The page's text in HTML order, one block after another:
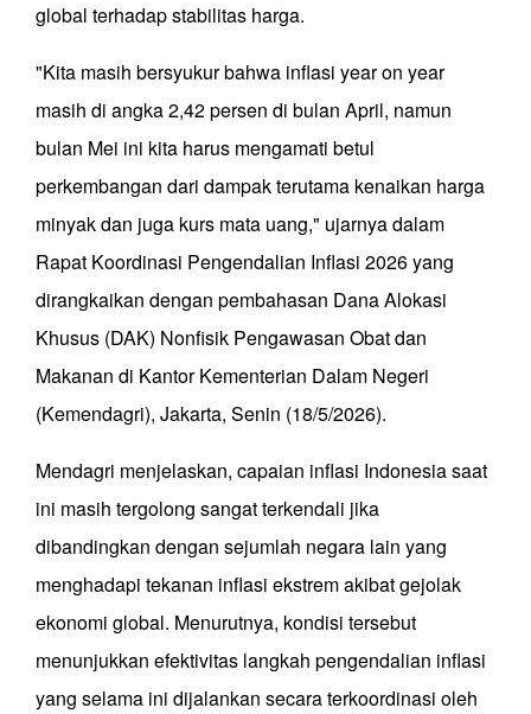
global terhadap stabilitas harga.
"Kita masih bersyukur bahwa inflasi year on year
masih di angka 2,42 persen di bulan April, namun
bulan Mei ini kita harus mengamati betul
perkembangan dari dampak terutama kenaikan harga
minyak dan juga kurs mata uang," ujarnya dalam
Rapat Koordinasi Pengendalian Inflasi 2026 yang
dirangkaikan dengan pembahasan Dana Alokasi
Khusus (DAK) Nonfisik Pengawasan Obat dan
Makanan di Kantor Kementerian Dalam Negeri
(Kemendagri), Jakarta, Senin (18/5/2026).
Mendagri menjelaskan, capaian inflasi Indonesia saat
ini masih tergolong sangat terkendali jika
dibandingkan dengan sejumlah negara lain yang
menghadapi tekanan inflasi ekstrem akibat gejolak
ekonomi global. Menurutnya, kondisi tersebut
menunjukkan efektivitas langkah pengendalian inflasi
yang selama ini dijalankan secara terkoordinasi oleh